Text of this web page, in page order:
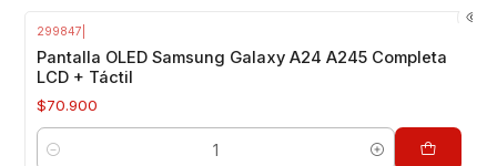
299847
Pantalla OLED Samsung Galaxy A24 A245 Completa
LCD + Táctil
$70.900
Cantidad